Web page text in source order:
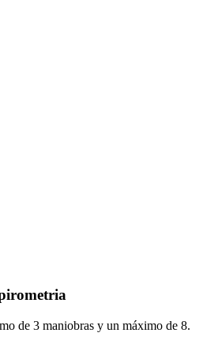
de 3 maniobras y un máximo de 8.